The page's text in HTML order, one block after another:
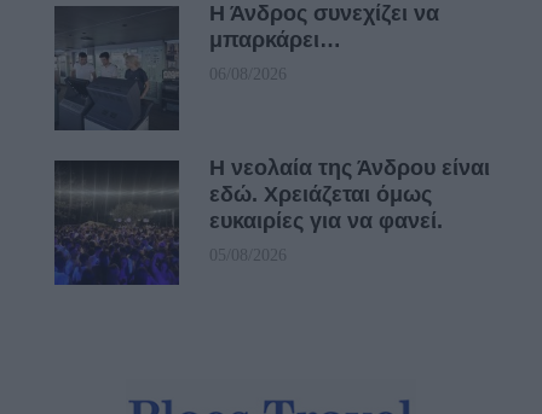
Η Άνδρος συνεχίζει να
μπαρκάρει…
06/08/2026
Η νεολαία της Άνδρου είναι
εδώ. Χρειάζεται όμως
ευκαιρίες για να φανεί.
05/08/2026